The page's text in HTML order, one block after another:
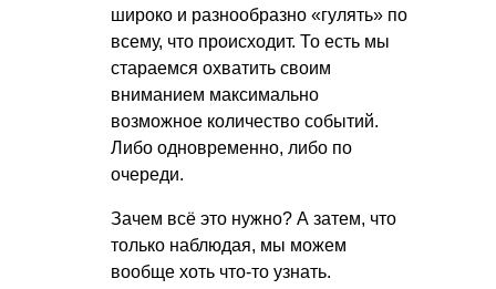
широко и разнообразно «гулять» по
всему, что происходит. То есть мы
стараемся охватить своим
вниманием максимально
возможное количество событий.
Либо одновременно, либо по
очереди.
Зачем всё это нужно? А затем, что
только наблюдая, мы можем
вообще хоть что-то узнать.